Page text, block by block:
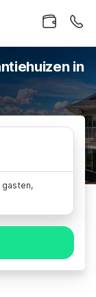
in
gasten,